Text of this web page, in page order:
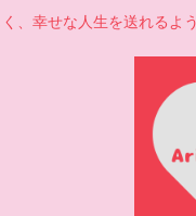
、幸せな人生を送れるよ